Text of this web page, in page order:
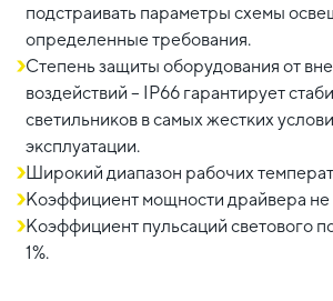
подстраивать параметры схемы
определенные требования.
Степень защиты оборудования от
воздействий – IP66 гарантирует
светильников в самых жестких
эксплуатации.
Широкий диапазон рабочих
Коэффициент мощности драйвера
Коэффициент пульсаций светового
1%.